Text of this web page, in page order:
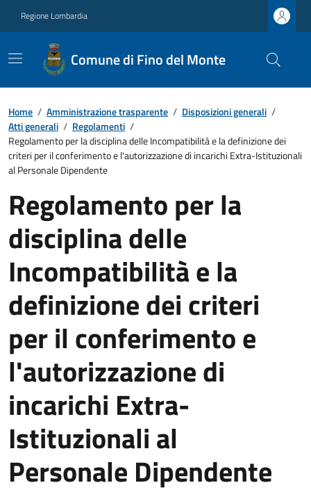
Regione Lombardia
Comune di Fino del Monte
Home / Amministrazione trasparente / Disposizioni generali /
Atti generali / Regolamenti /
Regolamento per la disciplina delle Incompatibilità e la definizione dei
criteri per il conferimento e l'autorizzazione di incarichi Extra-Istituzionali
al Personale Dipendente
Regolamento per la
disciplina delle
Incompatibilità e la
definizione dei criteri
per il conferimento e
l'autorizzazione di
incarichi Extra-
Istituzionali al
Personale Dipendente